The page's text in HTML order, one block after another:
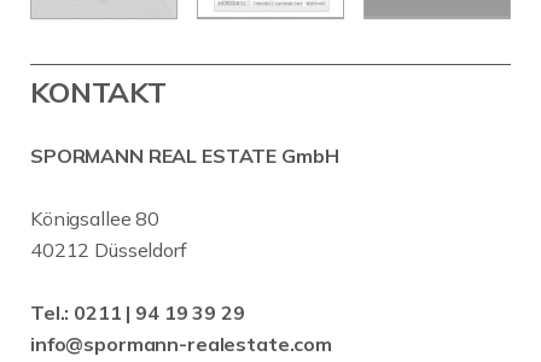
KONTAKT
SPORMANN REAL ESTATE GmbH
Königsallee 80
40212 Düsseldorf
Tel.: 0211 | 94 19 39 29
info@spormann-realestate.com